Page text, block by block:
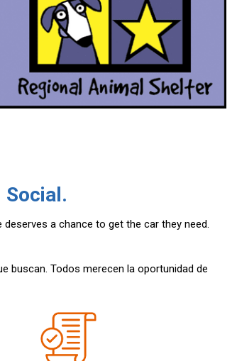
Social.
a chance to get the car they need.
buscan. Todos merecen la oportunidad de